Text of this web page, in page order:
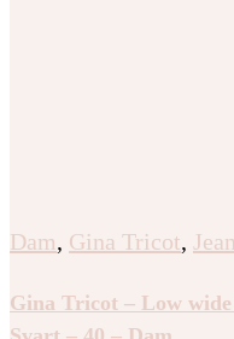
Dam, Gina Tricot,
Gina Tricot – Low